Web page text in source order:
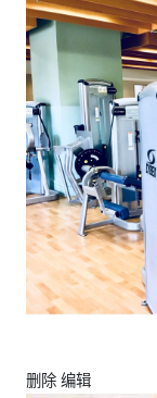
删除 编辑